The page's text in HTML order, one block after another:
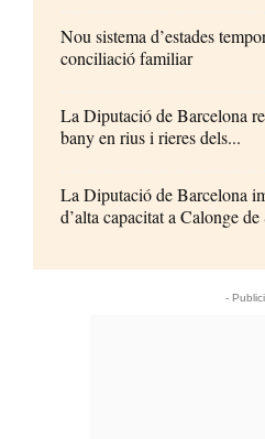
Nou sistema d’estades
conciliació familiar
La Diputació de Barcelona
bany en rius i rieres dels...
La Diputació de Barcelona
d’alta capacitat a Calonge de
-